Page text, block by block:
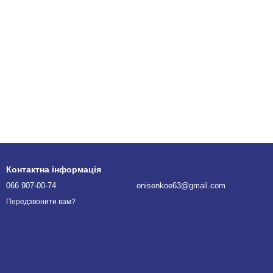
Контактна інформація
066 907-00-74
Передзвонити вам?
onisenkoe63@gmail.com